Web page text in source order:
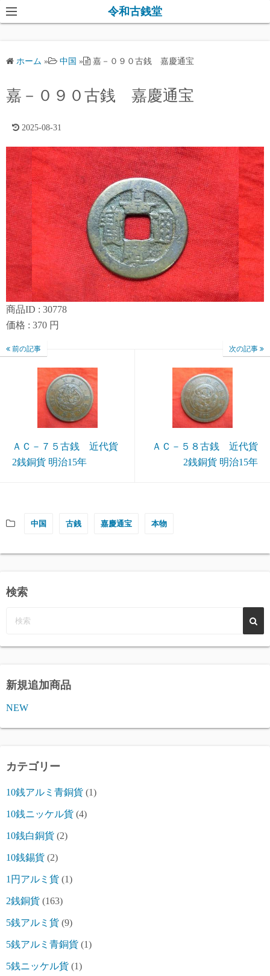
コ
ン
ス
プ
令和古銭堂
ホーム » 中国 » 嘉－０９０古銭 嘉慶通宝
嘉－０９０古銭 嘉慶通宝
2025-08-31
商品ID : 30778
価格 : 370 円
前の記事
ＡＣ－７５古銭 近代貨
2銭銅貨 明治15年
次の記事
ＡＣ－５８古銭 近代貨
2銭銅貨 明治15年
中国 古銭 嘉慶通宝 本物
検索
新規追加商品
NEW
カテゴリー
10銭アルミ青銅貨 (1)
10銭ニッケル貨 (4)
10銭白銅貨 (2)
10銭錫貨 (2)
1円アルミ貨 (1)
2銭銅貨 (163)
5銭アルミ貨 (9)
5銭アルミ青銅貨 (1)
5銭ニッケル貨 (1)